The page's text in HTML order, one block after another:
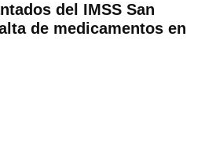
del IMSS San
de medicamentos en